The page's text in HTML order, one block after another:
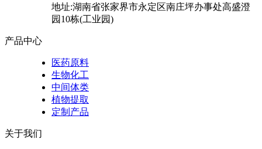
地址:湖南省张家界市永定区南庄坪办事处高盛澄
园10栋(工业园)
产品中心
医药原料
生物化工
中间体类
植物提取
定制产品
关于我们